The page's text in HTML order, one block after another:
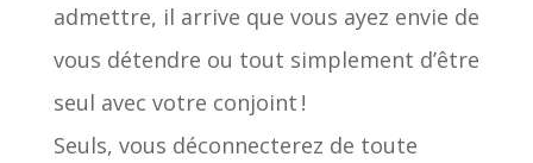
admettre, il arrive que vous ayez envie de
vous détendre ou tout simplement d’être
seul avec votre conjoint !
Seuls, vous déconnecterez de toute